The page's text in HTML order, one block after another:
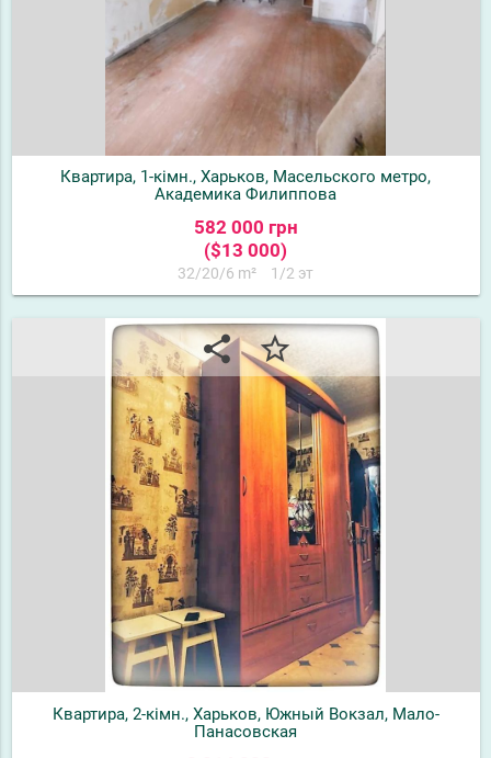
Квартира, 1-кімн., Харьков, Масельского метро,
Академика Филиппова
582 000 грн
($13 000)
32/20/6 m² 1/2 эт
share star_border
Квартира, 2-кімн., Харьков, Южный Вокзал, Мало-
Панасовская